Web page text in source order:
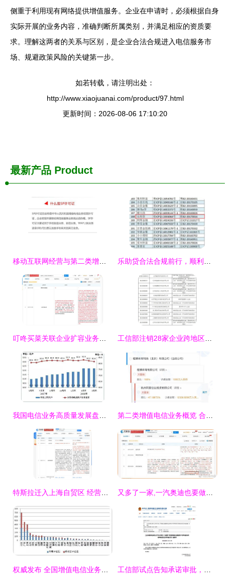
侧重于利用现有网络提供增值服务。企业在申请时，必须根据自身
实际开展的业务内容，准确判断所属类别，并满足相应的资质要
求。理解这两者的关系与区别，是企业合法合规进入电信服务市
场、规避政策风险的关键第一步。
如若转载，请注明出处：
http://www.xiaojuanai.com/product/97.html
更新时间：2026-08-06 17:10:20
最新产品 Product